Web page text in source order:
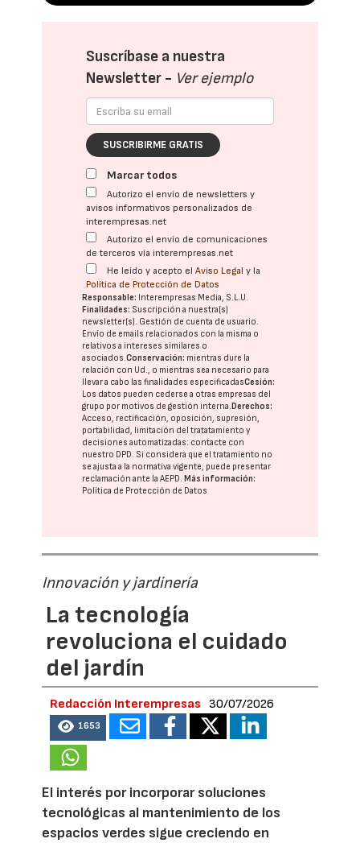
Suscríbase a nuestra
Newsletter - Ver ejemplo
SUSCRIBIRME GRATIS
Marcar todos
Autorizo el envío de newsletters y
avisos informativos personalizados de
interempresas.net
Autorizo el envío de comunicaciones
de terceros vía interempresas.net
He leído y acepto elAviso Legal y la
Política de Protección de Datos
Responsable: Interempresas Media, S.L.U.
Finalidades: Suscripción a nuestra(s)
newsletter(s). Gestión de cuenta de usuario.
Envío de emails relacionados con la misma o
relativos a intereses similares o
asociados.Conservación: mientras dure la
relación con Ud., o mientras sea necesario para
llevar a cabo las finalidades especificadasCesión:
Los datos pueden cederse a otras empresas del
grupo por motivos de gestión interna. Derechos:
Acceso, rectificación, oposición, supresión,
portabilidad, limitación del tratatamiento y
decisiones automatizadas: contacte con
nuestro DPD. Si considera que el tratamiento no
se ajusta a la normativa vigente, puede presentar
reclamación ante laAEPD. Más información:
Política de Protección de Datos
Innovación y jardinería
La tecnología
revoluciona el cuidado
del jardín
Redacción Interempresas 30/07/2026
1653
El interés por incorporar soluciones
tecnológicas al mantenimiento de los
espacios verdes sigue creciendo en